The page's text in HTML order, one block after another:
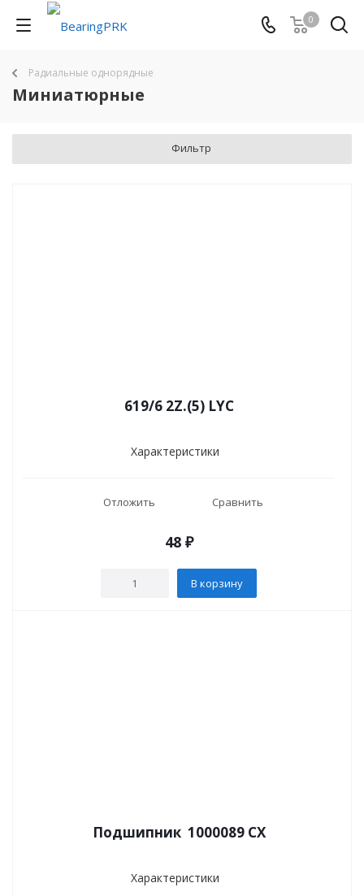
0
Радиальные однорядные
Миниатюрные
Фильтр
619/6 2Z.(5) LYC
Характеристики
Отложить Сравнить
48 ₽
В корзину
Подшипник 1000089 CX
Характеристики